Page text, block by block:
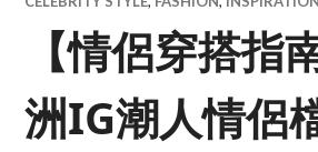
【情侶穿搭指
洲IG潮人情侶